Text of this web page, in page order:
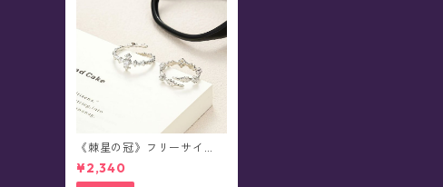
《棘星の冠》フリーサイ
ズ・ペアデザイン・リング
(全2種)
¥2,340